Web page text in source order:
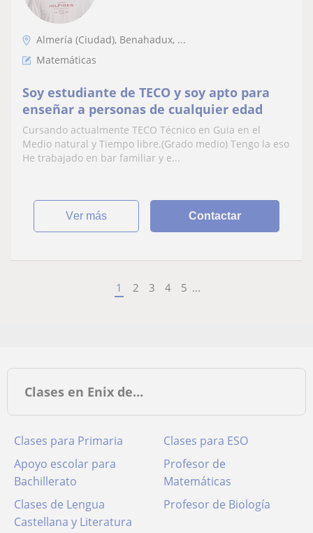
Almería (Ciudad), Benahadux, ...
Matemáticas
Soy estudiante de TECO y soy apto para
enseñar a personas de cualquier edad
Cursando actualmente TECO Técnico en Guia en el
Medio natural y Tiempo libre.(Grado medio) Tengo la eso
He trabajado en bar familiar y e...
ver más Contactar
1 2 3 4 5 ...
Clases en Enix de…
Clases para Primaria
Clases para ESO
Apoyo escolar para
Bachillerato
Profesor de
Matemáticas
Clases de Lengua
Castellana y Literatura
Profesor de Biología